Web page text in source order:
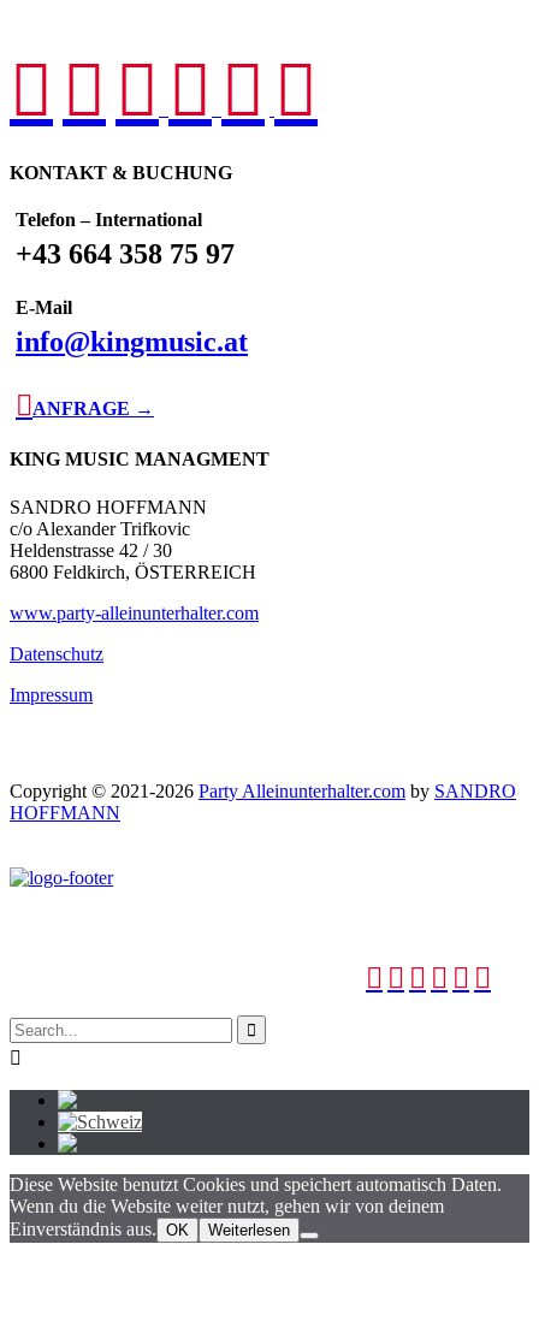
     
KONTAKT & BUCHUNG
Telefon – International
+43 664 358 75 97
E-Mail
info@kingmusic.at
ANFRAGE →
KING MUSIC MANAGMENT
SANDRO HOFFMANN
c/o Alexander Trifkovic
Heldenstrasse 42 / 30
6800 Feldkirch, ÖSTERREICH
www.party-alleinunterhalter.com
Datenschutz
Impressum
Copyright © 2021-2026 Party Alleinunterhalter.com by SANDRO
HOFFMANN
     


Diese Website benutzt Cookies und speichert automatisch Daten.
Wenn du die Website weiter nutzt, gehen wir von deinem
Einverständnis aus. OK Weiterlesen